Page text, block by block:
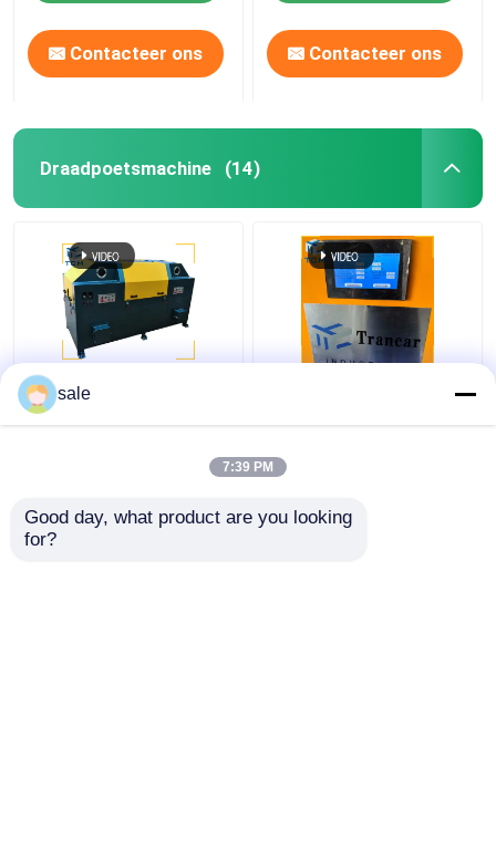
Contacteer ons Contacteer ons
Draadpoetsmachine (14)
Stalen metalen draad
2m/S Poliermachine
Draadoppervlak slijpen
Lining
sale
7:39 PM
Good day, what product are you looking
for?